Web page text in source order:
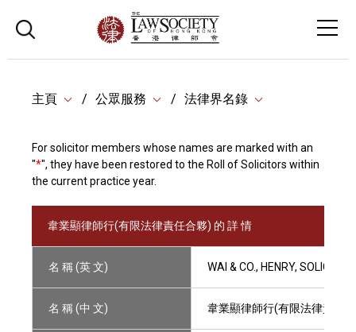
主頁 公眾服務 法律界名錄
For solicitor members whose names are marked with an
"*", they have been restored to the Roll of Solicitors within
the current practice year.
韋業顯律師行(有限法律責任合夥) 的 詳 情
名 稱 (英 文) WAI & CO., HENRY,
名 稱 (中 文) 韋業顯律師行(有限法律責任